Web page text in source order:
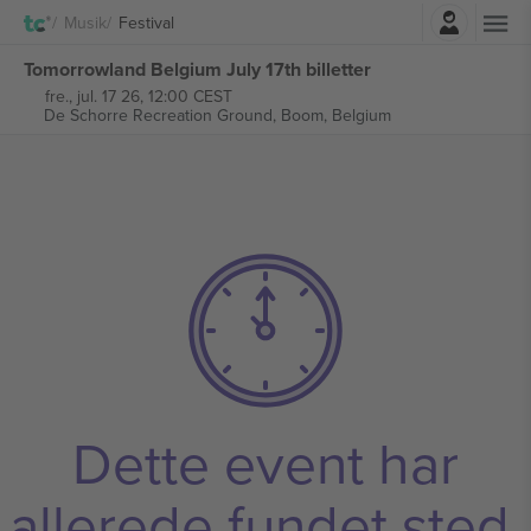
Musik Festival
Tomorrowland Belgium July 17th billetter
fre., jul. 17 26, 12:00 CEST
De Schorre Recreation Ground, Boom, Belgium
Dette event har